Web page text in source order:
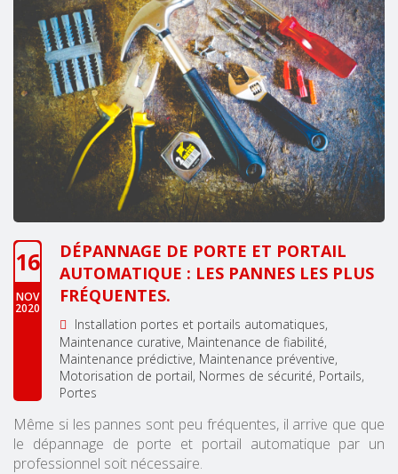
16
NOV
2020
DÉPANNAGE DE PORTE ET PORTAIL
AUTOMATIQUE : LES PANNES LES PLUS
FRÉQUENTES.
Installation portes et portails automatiques
Maintenance curative Maintenance de fiabilité
Maintenance prédictive Maintenance préventive
Motorisation de portail Normes de sécurité Portails
Portes
Même si les pannes sont peu fréquentes, il arrive que que
le dépannage de porte et portail automatique par un
professionnel soit nécessaire.